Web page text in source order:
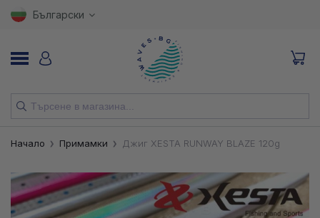
Български
НОВИ
ВЪДИЦИ
МАКАРИ
Начало Примамки Джиг XESTA RUNWAY BLAZE 120g